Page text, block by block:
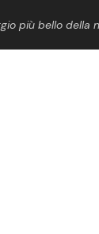
più bello della